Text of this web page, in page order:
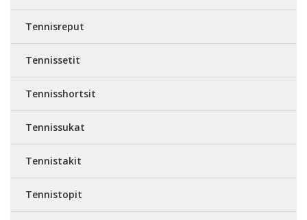
Tennisreput
Tennissetit
Tennisshortsit
Tennissukat
Tennistakit
Tennistopit